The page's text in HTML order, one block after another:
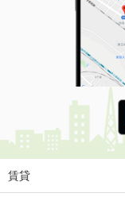
賃貸